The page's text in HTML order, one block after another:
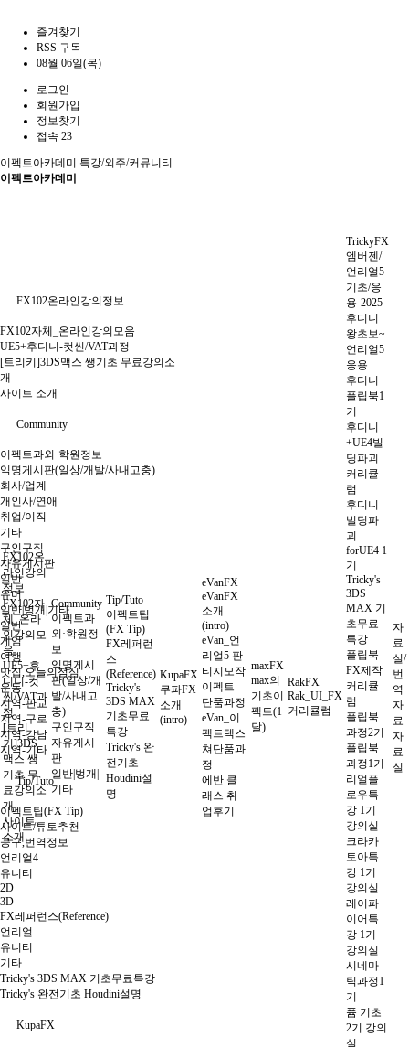
즐겨찾기
RSS 구독
08월 06일(목)
로그인
회원가입
정보찾기
접속 23
이펙트아카데미
특강/외주/커뮤니티
이펙트아카데미
FX102온라인강의정보
FX102자체_온라인강의모음
UE5+후디니-컷씬/VAT과정
[트리키]3DS맥스 쌩기초 무료강의소
개
사이트 소개
Community
이펙트과외·학원정보
익명게시판(일상/개발/사내고충)
회사/업계
개인사/연애
취업/이직
기타
구인구직
자유게시판
일반
유머
일반|벙개|기타
일반
게임
여행
맛집,오늘의점심
운동
지역-판교
지역-구로
지역-강남
지역-기타
Tip/Tuto
이펙트팁(FX Tip)
사이트/튜토추천
공구,번역정보
언리얼4
유니티
2D
3D
FX레퍼런스(Reference)
언리얼
유니티
기타
Tricky's 3DS MAX 기초무료특강
Tricky's 완전기초 Houdini설명
KupaFX
FX102온
라인강의
정보
FX102자
체_온라
인강의모
음
UE5+후
디니-컷
씬/VAT과
정
[트리
키]3DS
맥스 쌩
기초 무
료강의소
개
사이트
소개
Community
이펙트과
외·학원정
보
익명게시
판(일상/개
발/사내고
충)
구인구직
자유게시
판
일반|벙개|
기타
Tip/Tuto
이펙트팁
(FX Tip)
FX레퍼런
스
(Reference)
Tricky's
3DS MAX
기초무료
특강
Tricky's 완
전기초
Houdini설
명
KupaFX
쿠파FX
소개
(intro)
eVanFX
eVanFX
소개
(intro)
eVan_언
리얼5 판
티지모작
이펙트
단품과정
eVan_이
펙트텍스
쳐단품과
정
에반 클
래스 취
업후기
maxFX
max의
기초이
펙트(1
달)
RakFX
Rak_UI_FX
커리큘럼
TrickyFX
엠버젠/
언리얼5
기초/응
용-2025
후디니
왕초보~
언리얼5
응용
후디니
플립북1
기
후디니
+UE4빌
딩파괴
커리큘
럼
후디니
빌딩파
괴
forUE4 1
기
Tricky's
3DS
MAX 기
초무료
특강
플립북
FX제작
커리큘
럼
플립북
과정2기
플립북
과정1기
리얼플
로우특
강 1기
강의실
크라카
토아특
강 1기
강의실
레이파
이어특
강 1기
강의실
시네마
틱과정1
기
퓸 기초
2기 강의
실
자
료
실/
번
역
자
료
자
료
실